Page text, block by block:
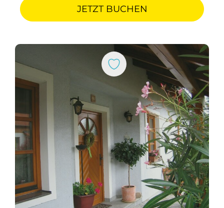
JETZT BUCHEN